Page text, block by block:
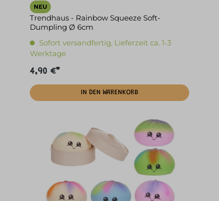
NEU
Trendhaus - Rainbow Squeeze Soft-
Dumpling Ø 6cm
Sofort versandfertig, Lieferzeit ca. 1-3
Werktage
4,90 €*
IN DEN WARENKORB